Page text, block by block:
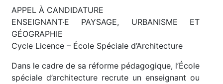
APPEL À CANDIDATURE
ENSEIGNANT·E PAYSAGE, URBANISME ET
GÉOGRAPHIE
Cycle Licence – École Spéciale d’Architecture
Dans le cadre de sa réforme pédagogique, l’École
spéciale d’architecture recrute un enseignant ou